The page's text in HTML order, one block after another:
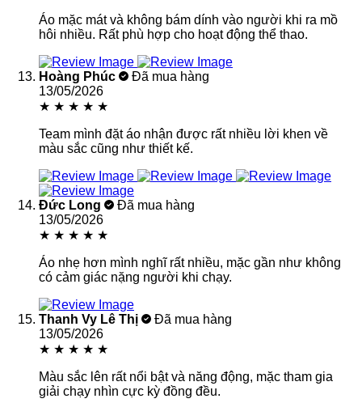
Áo mặc mát và không bám dính vào người khi ra mồ
hôi nhiều. Rất phù hợp cho hoạt động thể thao.
Hoàng Phúc
Đã mua hàng
13/05/2026
★ ★ ★ ★ ★
Team mình đặt áo nhận được rất nhiều lời khen về
màu sắc cũng như thiết kế.
Đức Long
Đã mua hàng
13/05/2026
★ ★ ★ ★ ★
Áo nhẹ hơn mình nghĩ rất nhiều, mặc gần như không
có cảm giác nặng người khi chạy.
Thanh Vy Lê Thị
Đã mua hàng
13/05/2026
★ ★ ★ ★ ★
Màu sắc lên rất nổi bật và năng động, mặc tham gia
giải chạy nhìn cực kỳ đồng đều.